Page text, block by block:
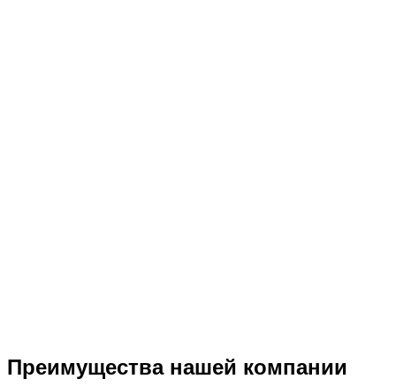
Преимущества нашей компании